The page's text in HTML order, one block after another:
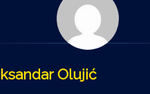
Olujić